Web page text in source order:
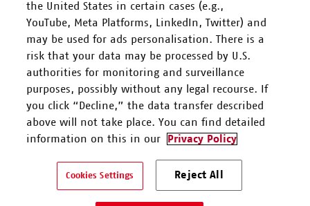
Mitarbeiten
Spenden
Kontakt & Support
Ärzte ohne Grenzen e.V. ist als eingetragene gemeinnützige
Organisation von der Körperschaft- und Gewerbesteuer gem. §5 I
the United States in certain cases (e.g.,
YouTube, Meta Platforms, LinkedIn, Twitter) and
may be used for ads personalisation. There is a
risk that your data may be processed by U.S.
authorities for monitoring and surveillance
purposes, possibly without any legal recourse. If
you click “Decline,” the data transfer described
above will not take place. You can find detailed
information on this in our
Privacy Policy
Cookies Settings Reject All